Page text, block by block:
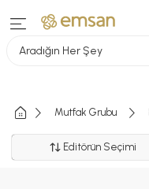
Aradığın Her Şey
Mutfak Grubu
Editörün Seçimi